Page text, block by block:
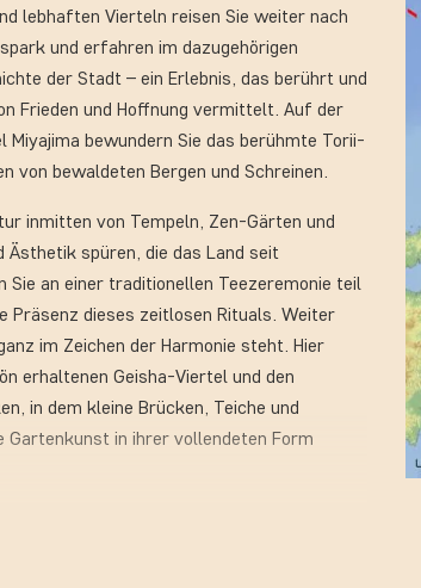
lebhaften Vierteln reisen Sie weiter nach
und erfahren im dazugehörigen
der Stadt – ein Erlebnis, das berührt und
Frieden und Hoffnung vermittelt. Auf der
bewundern Sie das berühmte Torii-
von bewaldeten Bergen und Schreinen.
inmitten von Tempeln, Zen-Gärten und
Ästhetik spüren, die das Land seit
Sie an einer traditionellen Teezeremonie teil
Präsenz dieses zeitlosen Rituals. Weiter
im Zeichen der Harmonie steht. Hier
erhaltenen Geisha-Viertel und den
in dem kleine Brücken, Teiche und
in ihrer vollendeten Form
Welterbe erklärten Shirakawa-go, wo
zwischen den japanischen Alpen und
Sie stille Tempel und eine wohltuende